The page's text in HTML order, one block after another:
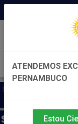
ATENDEMOS
PERNAMBUCO
Estou